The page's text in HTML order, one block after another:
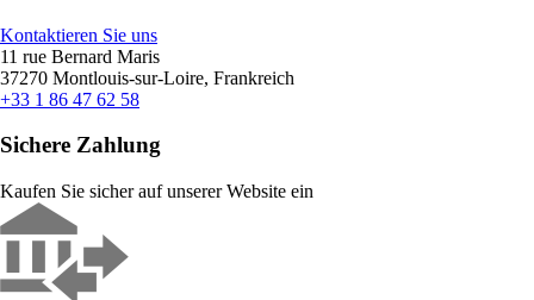
Kontaktieren Sie uns
11 rue Bernard Maris
37270 Montlouis-sur-Loire, Frankreich
+33 1 86 47 62 58
Sichere Zahlung
Kaufen Sie sicher auf unserer Website ein